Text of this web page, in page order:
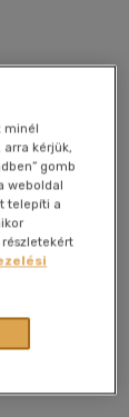
minél
kérjük,
gomb
weboldal
telepíti a